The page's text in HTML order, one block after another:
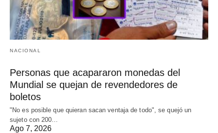
NACIONAL
Personas que acapararon monedas del
Mundial se quejan de revendedores de
boletos
"No es posible que quieran sacan ventaja de todo", se quejó un
sujeto con 200…
Ago 7, 2026